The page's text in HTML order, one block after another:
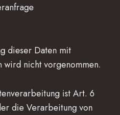
dieser Daten mit
wird nicht vorgenommen.
ist Art. 6
die Verarbeitung von